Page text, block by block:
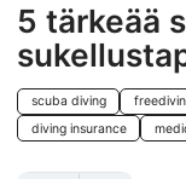
5 tärkeää
scuba diving
diving insurance